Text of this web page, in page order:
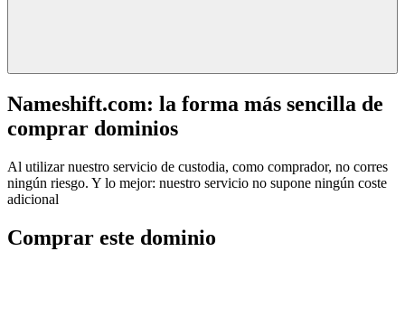
Nameshift.com: la forma más sencilla de
comprar dominios
Al utilizar nuestro servicio de custodia, como comprador, no corres
ningún riesgo. Y lo mejor: nuestro servicio no supone ningún coste
adicional
Comprar este dominio